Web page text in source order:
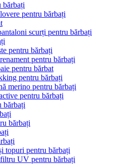
bărbați
pentru bărbați
scurți pentru bărbați
pentru bărbați
pentru bărbați
pentru bărbat
pentru bărbați
merino pentru bărbați
pentru bărbați
bărbați
bărbați
topuri pentru bărbați
UV pentru bărbați